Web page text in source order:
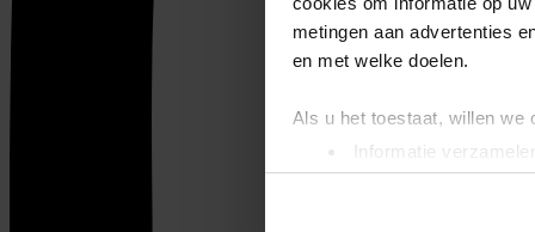
metingen aan advertenties
en met welke doelen.
Als u het toestaat, willen we
Informatie
Uw apparaat
Lees meer over hoe uw